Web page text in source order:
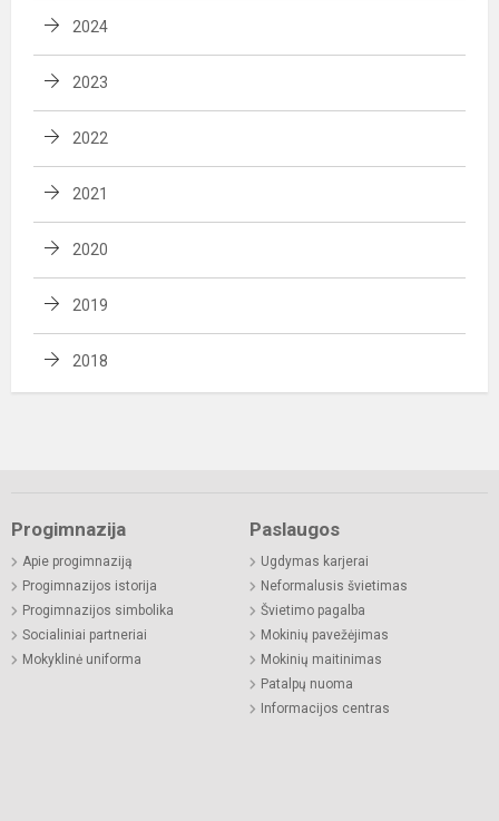
2024
2023
2022
2021
2020
2019
2018
Progimnazija
Apie progimnaziją
Progimnazijos istorija
Progimnazijos simbolika
Socialiniai partneriai
Mokyklinė uniforma
Paslaugos
Ugdymas karjerai
Neformalusis švietimas
Švietimo pagalba
Mokinių pavežėjimas
Mokinių maitinimas
Patalpų nuoma
Informacijos centras